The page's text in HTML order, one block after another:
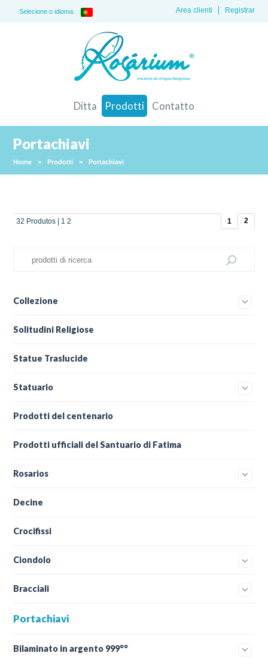
Selecione o idioma: Registrar
Area clienti
Ditta Prodotti Contatto
Portachiavi
Home > Prodotti > Portachiavi
32 Produtos | 1 2 1 2
Collezione
Solitudini Religiose
Statue Traslucide
Statuario
Prodotti del centenario
Prodotti ufficiali del Santuario di Fatima
Rosarios
Decine
Crocifissi
Ciondolo
Bracciali
Portachiavi
Bilaminato in argento 999°°